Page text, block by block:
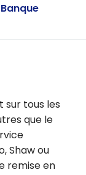
sur tous les
que le
Shaw ou
remise en